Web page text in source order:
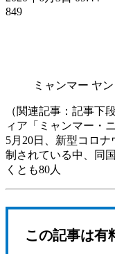
849
ミャンマー ヤ
（関連記事：記事下
ィア「ミャンマー・
5月20日、新型コロ
制されている中、同
くとも80人
この記事は有